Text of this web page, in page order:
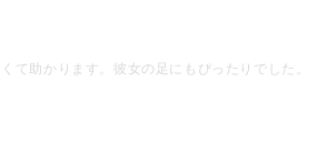
て助かります。彼女の足にもぴったりでした。